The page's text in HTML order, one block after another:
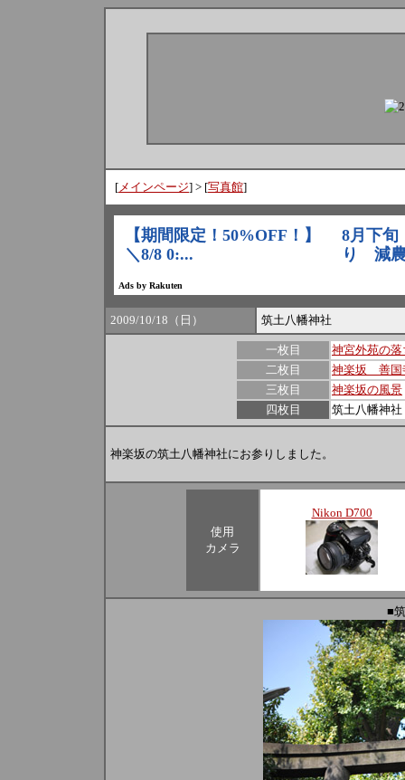
[メインページ] > [写真館]
2009/10/18（日） 筑土八幡神社
一枚目
神宮外苑の落
二枚目
神楽坂 善国
三枚目
神楽坂の風景
四枚目
筑土八幡神社
神楽坂の筑土八幡神社にお参りしました。
使用
カメラ
Nikon D700
■